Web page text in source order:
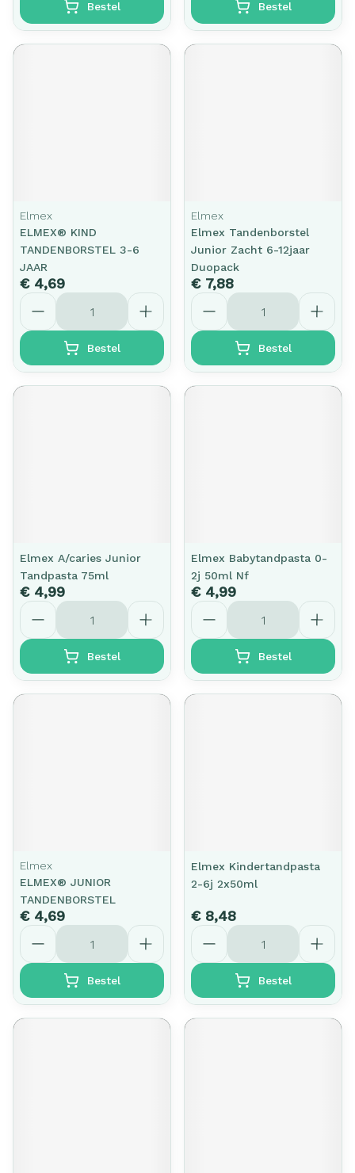
Bestel Bestel
Elmex
ELMEX® KIND
TANDENBORSTEL 3-6
JAAR
€ 4,69
Aantal
Bestel
Elmex
Elmex Tandenborstel
Junior Zacht 6-12jaar
Duopack
€ 7,88
Aantal
Bestel
Elmex A/caries Junior
Tandpasta 75ml
€ 4,99
Aantal
Bestel
Elmex Babytandpasta 0-
2j 50ml Nf
€ 4,99
Aantal
Bestel
Elmex
ELMEX® JUNIOR
TANDENBORSTEL
€ 4,69
Aantal
Bestel
Elmex Kindertandpasta
2-6j 2x50ml
€ 8,48
Aantal
Bestel